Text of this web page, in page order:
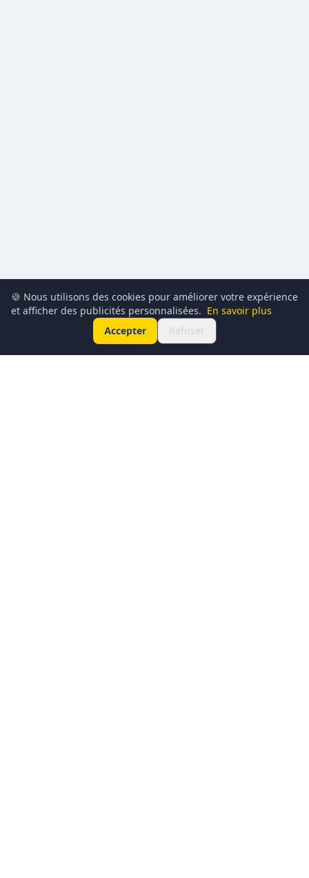
🍪 Nous utilisons des cookies pour améliorer votre expérience
et afficher des publicités personnalisées. En savoir plus
Accepter
Refuser